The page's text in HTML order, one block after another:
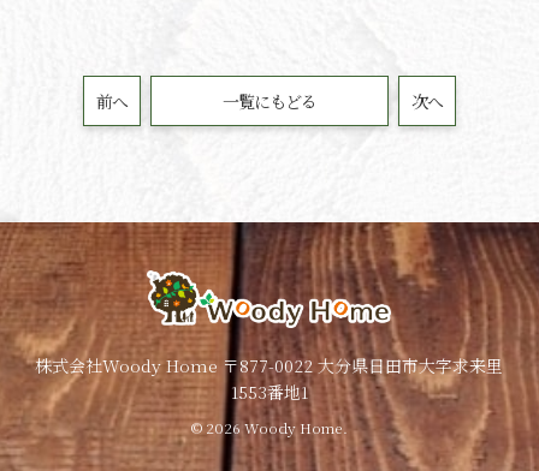
前へ 一覧にもどる 次へ
株式会社Woody Home 〒877-0022 大分県日田市大字求来里
1553番地1
© 2026 Woody Home.